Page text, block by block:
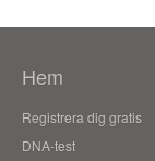
Hem
Registrera dig gratis
DNA-test